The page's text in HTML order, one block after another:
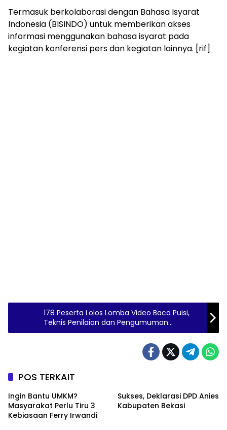
Termasuk berkolaborasi dengan Bahasa Isyarat
Indonesia (BISINDO) untuk memberikan akses
informasi menggunakan bahasa isyarat pada
kegiatan konferensi pers dan kegiatan lainnya. [rif]
178 Peserta Lolos Lomba Video Baca Puisi,
Teknis Penilaian dan Pengumuman
Pemenang
POS TERKAIT
Ingin Bantu UMKM?
Masyarakat Perlu Tiru 3
Kebiasaan Ferry Irwandi
Sukses, Deklarasi DPD Anies
Kabupaten Bekasi